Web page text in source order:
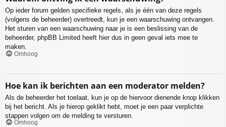
Op ieder forum gelden specifieke regels, als je één van deze regels
(volgens de beheerder) overtreedt, kun je een waarschuwing ontvangen.
Het sturen van een waarschuwing naar je is een beslissing van de
beheerder, phpBB Limited heeft hier dus in geen geval iets mee te
maken.
Omhoog
Hoe kan ik berichten aan een moderator melden?
Als de beheerder het toelaat, kun je op de hiervoor dienende knop klikken
bij het bericht. Als je hierop geklikt hebt, moet je een paar verplichte
stappen volgen om de melding te versturen.
Omhoog